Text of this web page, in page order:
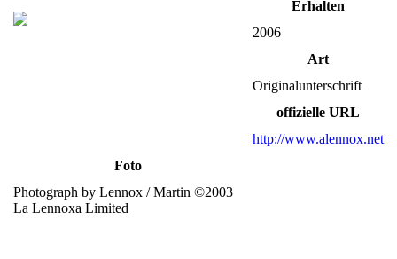
Erhalten
2006
Art
Originalunterschrift
offizielle URL
http://www.alennox.net
Foto
Photograph by Lennox / Martin ©2003
La Lennoxa Limited